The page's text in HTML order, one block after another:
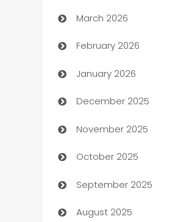
Auto Dealer
Auto Repair
Automation
Automation Company
Automotive
Automotive Services
Bail bonds service
barber shops
March 2026
February 2026
January 2026
December 2025
November 2025
October 2025
September 2025
August 2025